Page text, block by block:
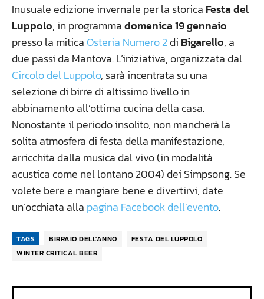
Inusuale edizione invernale per la storica Festa del
Luppolo, in programmadomenica 19 gennaio
presso la mitica Osteria Numero 2di Bigarello, a
due passi da Mantova. L’iniziativa, organizzata dal
Circolo del Luppolo, sarà incentrata su una
selezione di birre di altissimo livello in
abbinamento all’ottima cucina della casa.
Nonostante il periodo insolito, non mancherà la
solita atmosfera di festa della manifestazione,
arricchita dalla musica dal vivo (in modalità
acustica come nel lontano 2004) dei Simpsong. Se
volete bere e mangiare bene e divertirvi, date
un’occhiata alla pagina Facebook dell’evento.
TAGS BIRRAIO DELL'ANNO
FESTA DEL LUPPOLO
WINTER CRITICAL BEER